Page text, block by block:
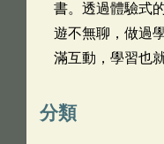
書。透過體驗式
遊不無聊，做過
滿互動，學習也
分類